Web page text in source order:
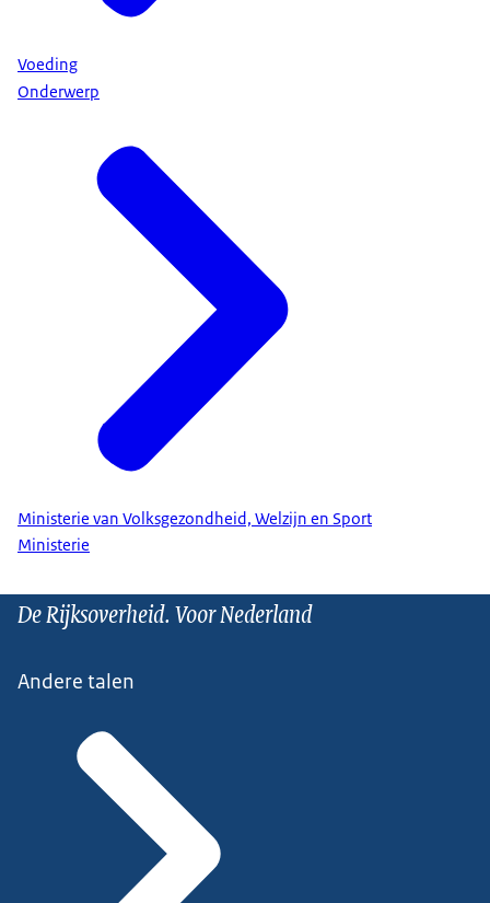
Voeding
Onderwerp
Ministerie van Volksgezondheid, Welzijn en Sport
Ministerie
De Rijksoverheid. Voor Nederland
Andere talen